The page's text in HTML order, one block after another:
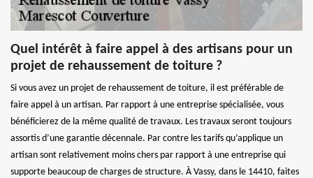
Quel intérêt à faire appel à des artisans pour un
projet de rehaussement de toiture ?
Si vous avez un projet de rehaussement de toiture, il est préférable de
faire appel à un artisan. Par rapport à une entreprise spécialisée, vous
bénéficierez de la même qualité de travaux. Les travaux seront toujours
assortis d’une garantie décennale. Par contre les tarifs qu’applique un
artisan sont relativement moins chers par rapport à une entreprise qui
supporte beaucoup de charges de structure. À Vassy, dans le 14410, faites